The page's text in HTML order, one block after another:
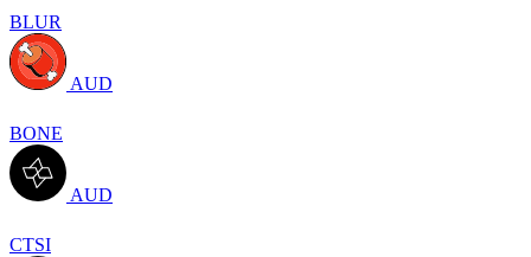
BLUR
AUD
BONE
AUD
CTSI